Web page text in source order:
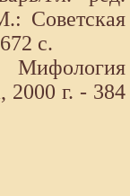
Советская
с.
г. - 384